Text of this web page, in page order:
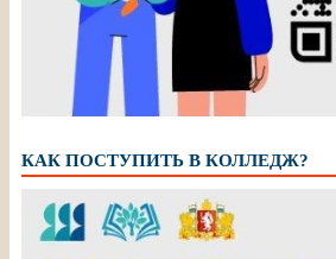
КАК ПОСТУПИТЬ В КОЛЛЕДЖ?